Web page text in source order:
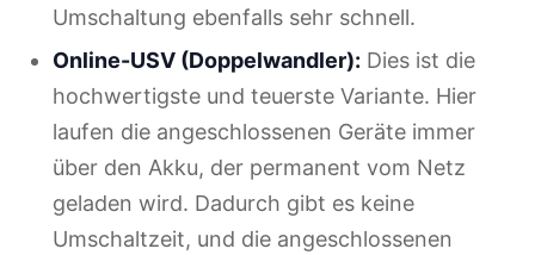
Umschaltung ebenfalls sehr schnell.
Online-USV (Doppelwandler): Dies ist die
hochwertigste und teuerste Variante. Hier
laufen die angeschlossenen Geräte immer
über den Akku, der permanent vom Netz
geladen wird. Dadurch gibt es keine
Umschaltzeit, und die angeschlossenen